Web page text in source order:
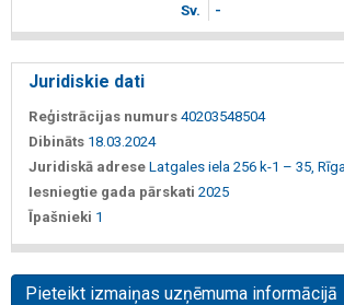
Sv.
-
Juridiskie dati
Reģistrācijas numurs 40203548504
Dibināts 18.03.2024
Juridiskā adrese Latgales iela 256 k-1 – 35,
Iesniegtie gada pārskati 2025
Īpašnieki 1
Pieteikt izmaiņas uzņēmuma informācijā